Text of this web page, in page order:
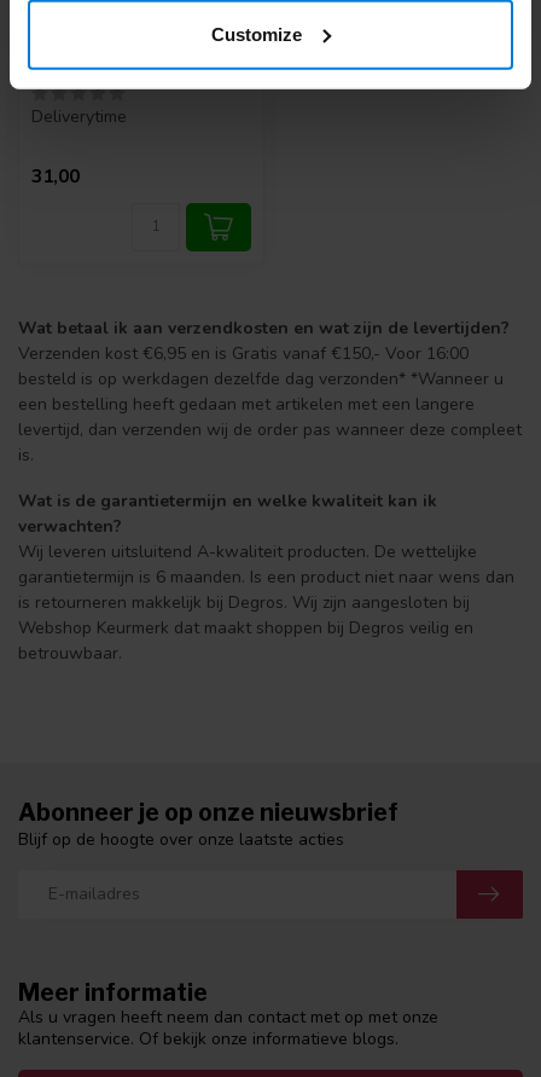
Customize
introductie tang voor
baby 17cm rvs
Deliverytime
31,00
Wat betaal ik aan verzendkosten en wat zijn de levertijden?
Verzenden kost €6,95 en is Gratis vanaf €150,- Voor 16:00
besteld is op werkdagen dezelfde dag verzonden* *Wanneer u
een bestelling heeft gedaan met artikelen met een langere
levertijd, dan verzenden wij de order pas wanneer deze compleet
is.
Wat is de garantietermijn en welke kwaliteit kan ik
verwachten?
Wij leveren uitsluitend A-kwaliteit producten. De wettelijke
garantietermijn is 6 maanden. Is een product niet naar wens dan
is retourneren makkelijk bij Degros. Wij zijn aangesloten bij
Webshop Keurmerk dat maakt shoppen bij Degros veilig en
betrouwbaar.
Meer informatie
Als u vragen heeft neem dan contact met op met onze
klantenservice. Of bekijk onze informatieve blogs.
Abonneer je op onze nieuwsbrief
Blijf op de hoogte over onze laatste acties